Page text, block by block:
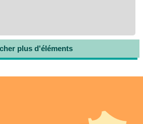
plus d'éléments